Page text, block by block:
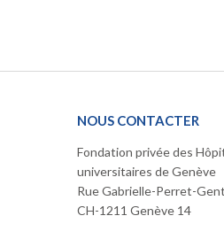
NOUS CONTACTER
Fondation privée des
universitaires de Genève
Rue Gabrielle-Perret-
CH-1211 Genève 14